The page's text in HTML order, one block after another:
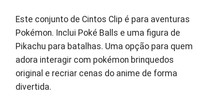
Este conjunto de Cintos Clip é para aventuras
Pokémon. Inclui Poké Balls e uma figura de
Pikachu para batalhas. Uma opção para quem
adora interagir com pokémon brinquedos
original e recriar cenas do anime de forma
divertida.